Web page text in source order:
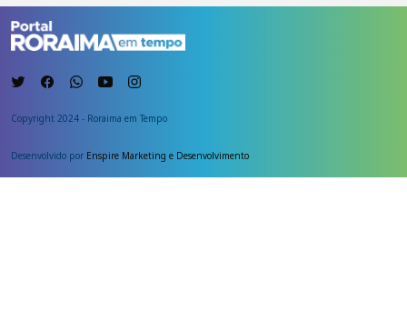
Copyright 2024 - Roraima em Tempo
Desenvolvido por Enspire Marketing e Desenvolvimento